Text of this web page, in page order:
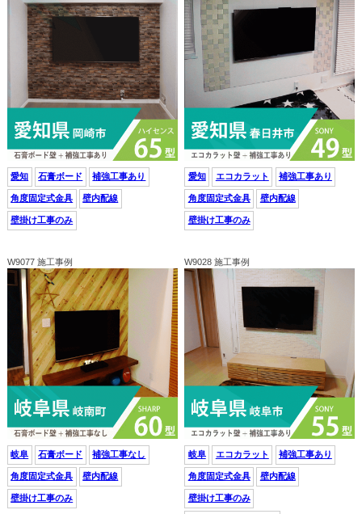
愛知 石膏ボード 補強工事あり
角度固定式金具 壁内配線
壁掛け工事のみ
愛知 エコカラット 補強工事あり
角度固定式金具 壁内配線
壁掛け工事のみ
W9077 施工事例
岐阜 石膏ボード 補強工事なし
角度固定式金具 壁内配線
壁掛け工事のみ
W9028 施工事例
岐阜 エコカラット 補強工事あり
角度固定式金具 壁内配線
壁掛け工事のみ